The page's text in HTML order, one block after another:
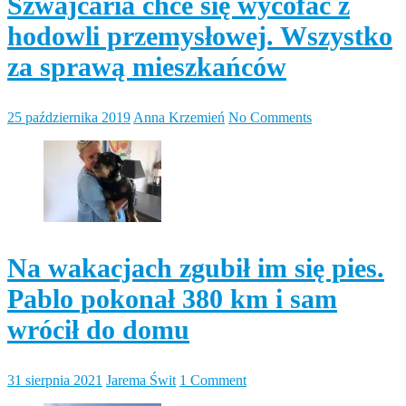
hodowli przemysłowej. Wszystko
za sprawą mieszkańców
25 października 2019 Anna Krzemień No Comments
Na wakacjach zgubił im się pies.
Pablo pokonał 380 km i sam
wrócił do domu
31 sierpnia 2021 Jarema Świt 1 Comment